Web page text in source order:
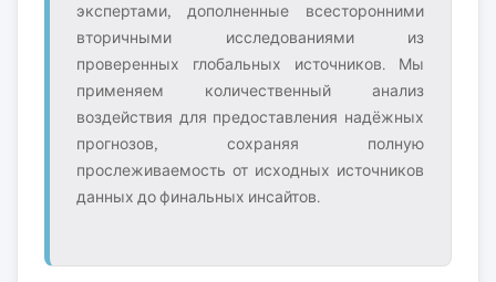
экспертами, дополненные всесторонними
вторичными исследованиями из
проверенных глобальных источников. Мы
применяем количественный анализ
воздействия для предоставления надёжных
прогнозов, сохраняя полную
прослеживаемость от исходных источников
данных до финальных инсайтов.